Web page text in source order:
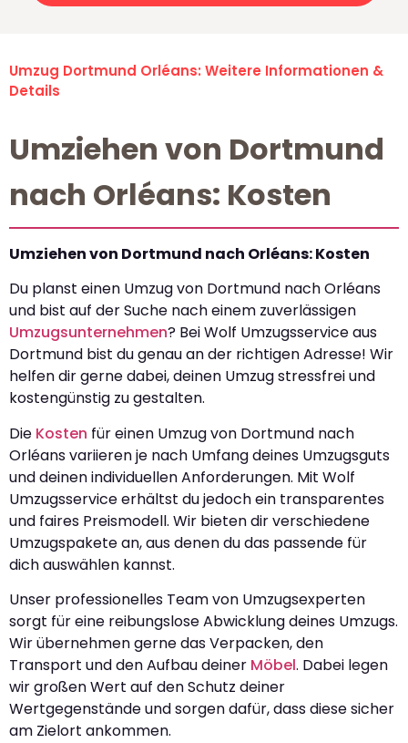
Umzug Dortmund Orléans: Weitere Informationen &
Details
Umziehen von Dortmund
nach Orléans: Kosten
Umziehen von Dortmund nach Orléans: Kosten
Du planst einen Umzug von Dortmund nach Orléans
und bist auf der Suche nach einem zuverlässigen
Umzugsunternehmen? Bei Wolf Umzugsservice aus
Dortmund bist du genau an der richtigen Adresse! Wir
helfen dir gerne dabei, deinen Umzug stressfrei und
kostengünstig zu gestalten.
Die Kosten für einen Umzug von Dortmund nach
Orléans variieren je nach Umfang deines Umzugsguts
und deinen individuellen Anforderungen. Mit Wolf
Umzugsservice erhältst du jedoch ein transparentes
und faires Preismodell. Wir bieten dir verschiedene
Umzugspakete an, aus denen du das passende für
dich auswählen kannst.
Unser professionelles Team von Umzugsexperten
sorgt für eine reibungslose Abwicklung deines Umzugs.
Wir übernehmen gerne das Verpacken, den
Transport und den Aufbau deiner Möbel. Dabei legen
wir großen Wert auf den Schutz deiner
Wertgegenstände und sorgen dafür, dass diese sicher
am Zielort ankommen.